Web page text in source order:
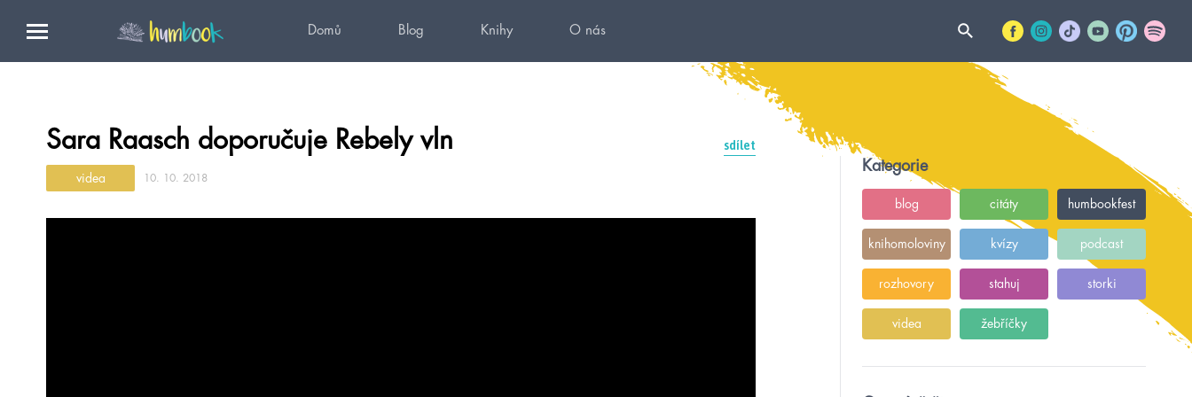
Domů Blog Knihy O nás
Sara Raasch doporučuje Rebely vln sdílet
videa 10. 10. 2018
Kategorie
blog citáty humbookfest
knihomoloviny kvízy podcast
rozhovory stahuj storki
videa žebříčky